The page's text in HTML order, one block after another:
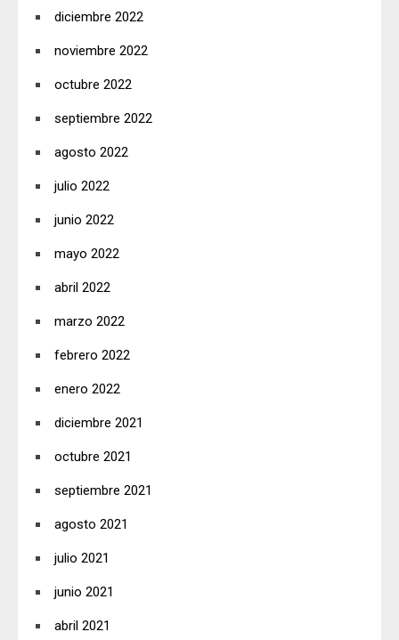
diciembre 2022
noviembre 2022
octubre 2022
septiembre 2022
agosto 2022
julio 2022
junio 2022
mayo 2022
abril 2022
marzo 2022
febrero 2022
enero 2022
diciembre 2021
octubre 2021
septiembre 2021
agosto 2021
julio 2021
junio 2021
abril 2021